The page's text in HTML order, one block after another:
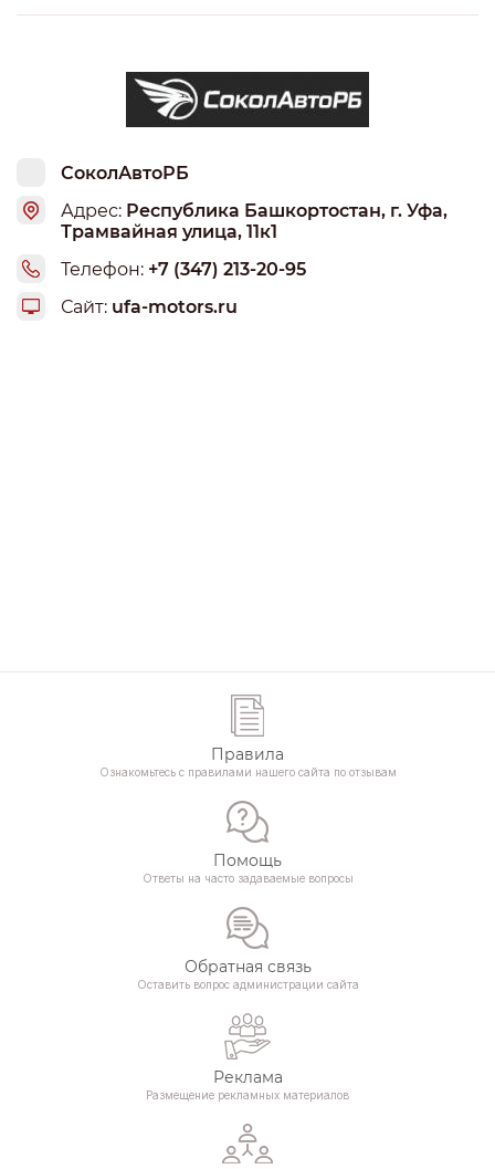
СоколАвтоРБ
Адрес: Республика Башкортостан, г. Уфа,
Трамвайная улица, 11к1
Телефон: +7 (347) 213-20-95
Сайт: ufa-motors.ru
Правила
Ознакомьтесь с правилами нашего сайта по отзывам
Помощь
Ответы на часто задаваемые вопросы
Обратная связь
Оставить вопрос администрации сайта
Реклама
Размещение рекламных материалов